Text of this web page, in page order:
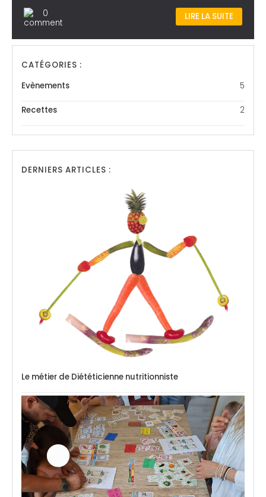
0
LIRE LA SUITE
CATÉGORIES :
Evènements
5
Recettes 2
DERNIERS ARTICLES :
Le métier de Diététicienne nutritionniste